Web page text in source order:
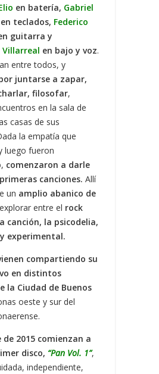
en batería, Gabriel
en teclados, Federico
guitarra y
en bajo y voz.
entre todos, y
juntarse a zapar,
filosofar,
en la sala de
casas de sus
la empatía que
luego fueron
comenzaron a darle
canciones. Allí
un amplio abanico de
entre el rock
canción, la psicodelia,
experimental.
compartiendo su
en distintos
la Ciudad de Buenos
oeste y sur del
de 2015 comienzan a
disco, “Pan Vol. 1”,
independiente,